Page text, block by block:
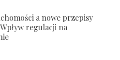
a nowe przepisy
regulacji na